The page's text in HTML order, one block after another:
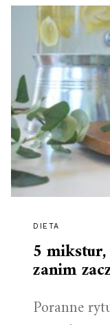
DIETA
5
zanim
Poranne